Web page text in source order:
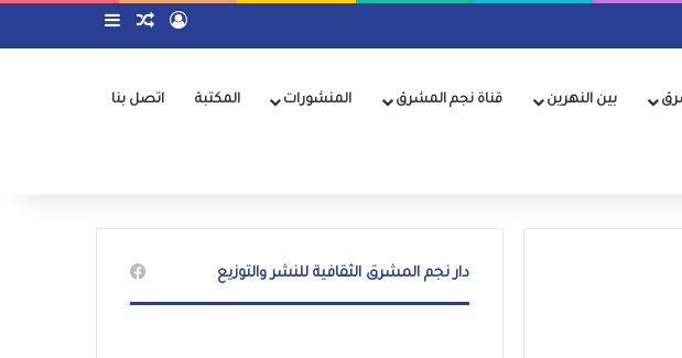
تسجيل الدخول
مقال عشوائي
بين النهرين قناة نجم المشرق المنشورات المكتبة اتصل بنا
دار نجم المشرق الثقافية للنشر والتوزيع